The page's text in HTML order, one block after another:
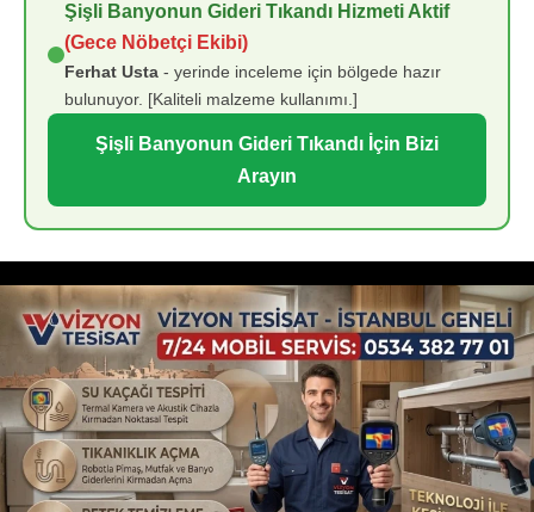
Şişli Banyonun Gideri Tıkandı Hizmeti Aktif
(Gece Nöbetçi Ekibi)
Ferhat Usta - yerinde inceleme için bölgede hazır
bulunuyor. [Kaliteli malzeme kullanımı.]
Şişli Banyonun Gideri Tıkandı İçin Bizi
Arayın